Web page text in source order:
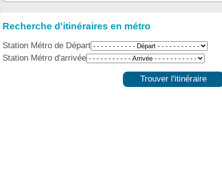
Recherche d'itinéraires en métro
Station Métro de Départ
Station Métro d'arrivée